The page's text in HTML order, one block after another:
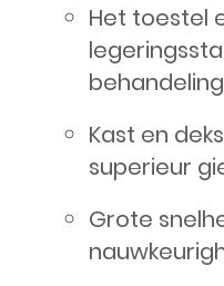
Het toestel
Kast en
superieur
Grote